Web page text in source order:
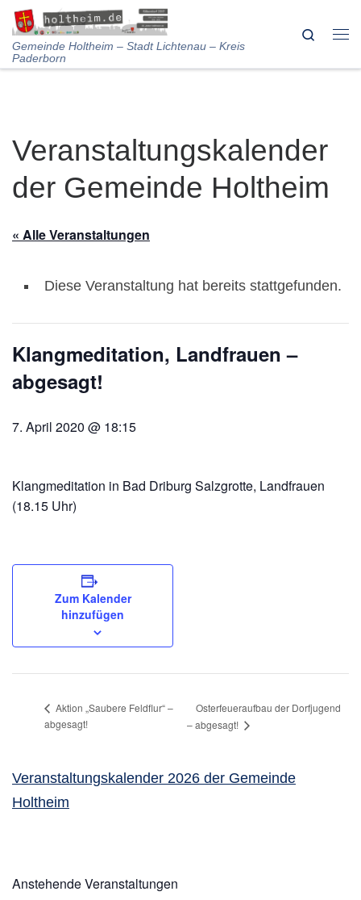
Skip to content
Gemeinde Holtheim – Stadt Lichtenau – Kreis
Paderborn
Search
Veranstaltungskalender
der Gemeinde Holtheim
« Alle Veranstaltungen
Diese Veranstaltung hat bereits stattgefunden.
Klangmeditation, Landfrauen –
abgesagt!
7. April 2020 @ 18:15
Klangmeditation in Bad Driburg Salzgrotte, Landfrauen
(18.15 Uhr)
Zum Kalender
hinzufügen
Aktion „Saubere Feldflur“ –
abgesagt!
Osterfeueraufbau der Dorfjugend
– abgesagt!
Veranstaltungskalender 2026 der Gemeinde
Holtheim
Anstehende Veranstaltungen